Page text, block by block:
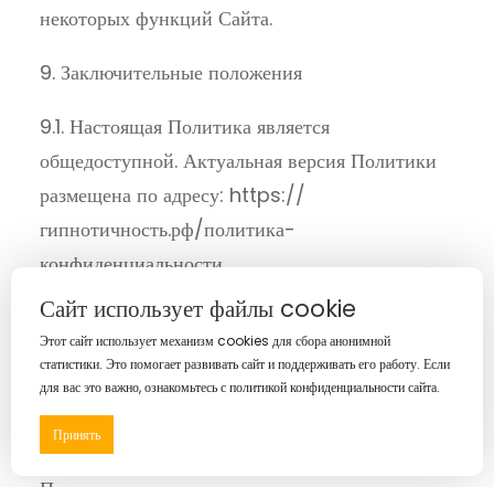
некоторых функций Сайта.
9. Заключительные положения
9.1. Настоящая Политика является
общедоступной. Актуальная версия Политики
размещена по адресу: https://
гипнотичность.рф/политика-
конфиденциальности.
9.2. Оператор вправе вносить изменения в
настоящую Политику. Новая редакция
Политики вступает в силу с момента ее
размещения по указанному выше адресу, если
иное не предусмотрено новой редакцией
Сайт использует файлы cookie
Этот сайт использует механизм cookies для сбора анонимной
статистики. Это помогает развивать сайт и поддерживать его работу. Если
для вас это важно, ознакомьтесь с политикой конфиденциальности сайта.
Принять